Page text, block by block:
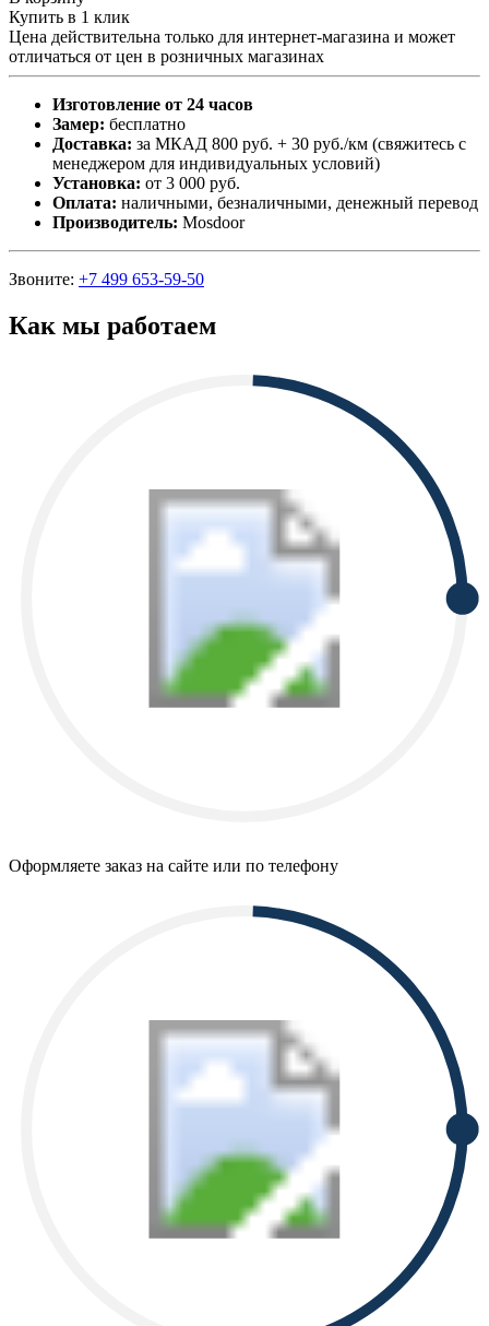
Купить в 1 клик
Цена действительна только для интернет-магазина и может
отличаться от цен в розничных магазинах
Изготовление от 24 часов
Замер: бесплатно
Доставка: за МКАД 800 руб. + 30 руб./км (свяжитесь с
менеджером для индивидуальных условий)
Установка: от 3 000 руб.
Оплата: наличными, безналичными, денежный перевод
Производитель: Mosdoor
Звоните: +7 499 653-59-50
Как мы работаем
Оформляете заказ на сайте или по телефону